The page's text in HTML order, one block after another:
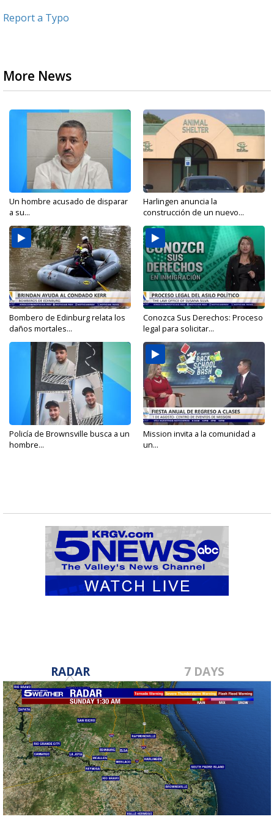
Report a Typo
More News
Un hombre acusado de disparar
a su...
Harlingen anuncia la
construcción de un nuevo...
Bombero de Edinburg relata los
daños mortales...
Conozca Sus Derechos: Proceso
legal para solicitar...
Policía de Brownsville busca a un
hombre...
Mission invita a la comunidad a
un...
RADAR 7 DAYS